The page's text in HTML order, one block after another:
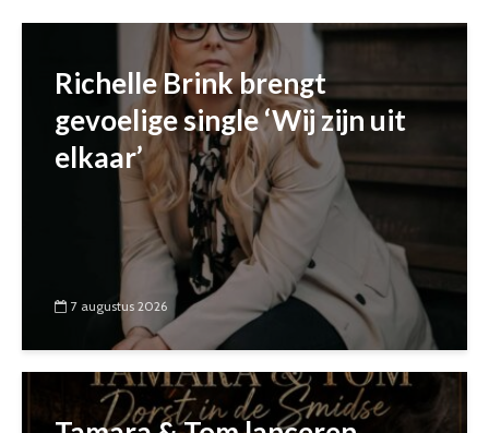
Richelle Brink brengt
gevoelige single ‘Wij zijn uit
elkaar’
7 augustus 2026